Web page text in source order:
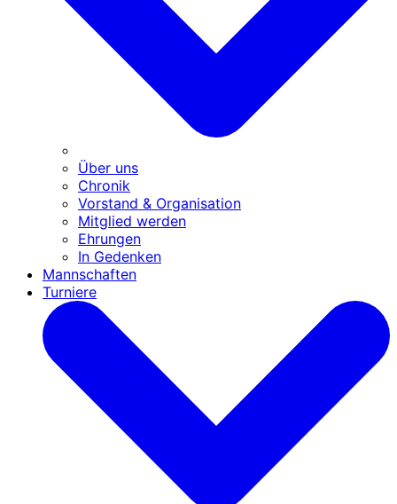
Über uns
Chronik
Vorstand & Organisation
Mitglied werden
Ehrungen
In Gedenken
Mannschaften
Turniere